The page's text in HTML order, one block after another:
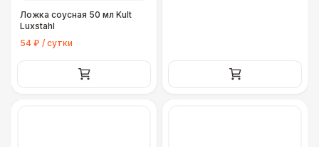
Ложка соусная 50 мл Kult
Luxstahl
54 ₽ / сутки